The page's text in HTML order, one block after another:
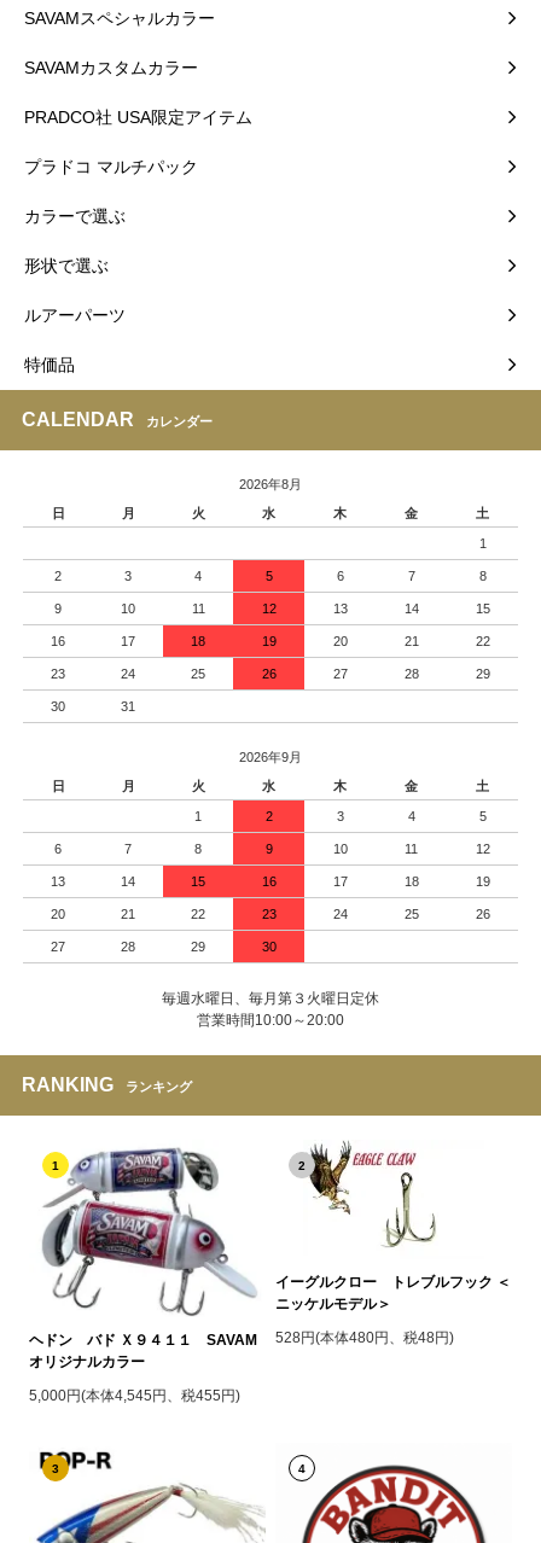
SAVAMスペシャルカラー
SAVAMカスタムカラー
PRADCO社 USA限定アイテム
プラドコ マルチパック
カラーで選ぶ
形状で選ぶ
ルアーパーツ
特価品
CALENDAR カレンダー
2026年8月
日
月 火 水 木 金 土
1
2 3 4 5 6 7 8
9 10 11 12 13 14 15
16 17 18 19 20 21 22
23 24 25 26 27 28 29
30 31
2026年9月
日
月 火 水 木 金 土
1 2 3 4 5
6 7 8 9 10 11 12
13 14 15 16 17 18 19
20 21 22 23 24 25 26
27 28 29 30
毎週水曜日、毎月第３火曜日定休
営業時間10:00～20:00
RANKING ランキング
1
ヘドン バド Ｘ９４１１ SAVAM
オリジナルカラー
5,000円(本体4,545円、税455円)
2
イーグルクロー トレブルフック ＜
ニッケルモデル＞
528円(本体480円、税48円)
3 4